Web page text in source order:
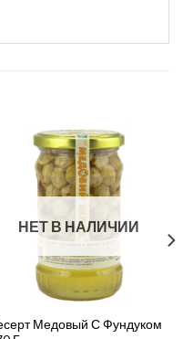
НЕТ В НАЛИЧИИ
Медовый С Фундуком